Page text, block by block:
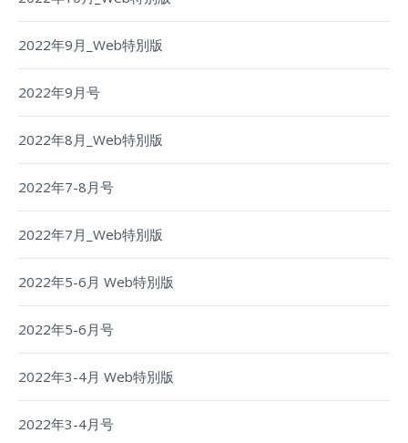
2022年9月_Web特別版
2022年9月号
2022年8月_Web特別版
2022年7-8月号
2022年7月_Web特別版
2022年5-6月 Web特別版
2022年5-6月号
2022年3-4月 Web特別版
2022年3-4月号